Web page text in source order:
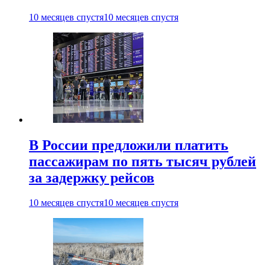
10 месяцев спустя10 месяцев спустя
В России предложили платить
пассажирам по пять тысяч рублей
за задержку рейсов
10 месяцев спустя10 месяцев спустя